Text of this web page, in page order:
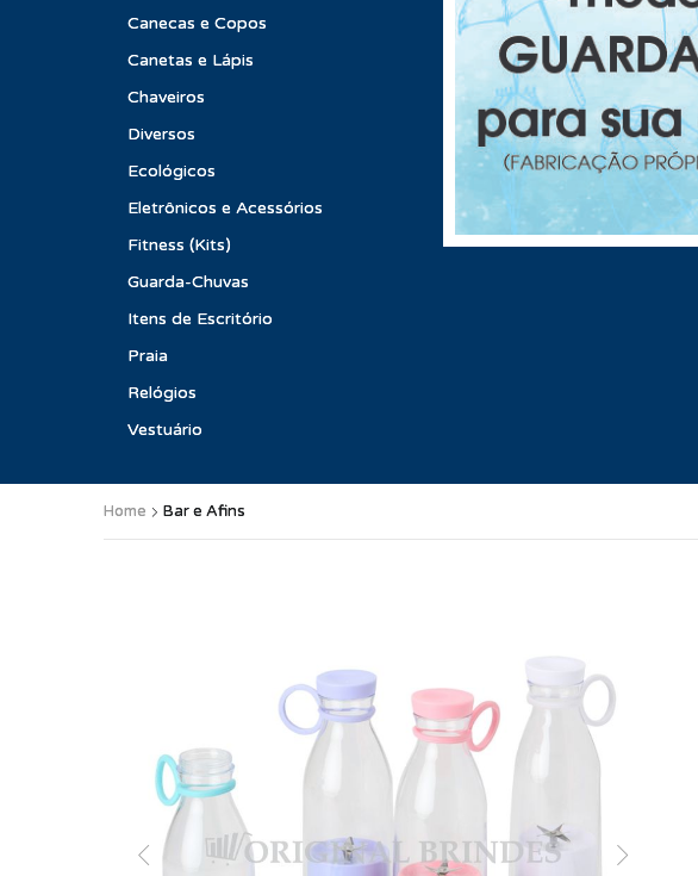
Canecas e Copos
Canetas e Lápis
Chaveiros
Diversos
Ecológicos
Eletrônicos e Acessórios
Fitness (Kits)
Guarda-Chuvas
Itens de Escritório
Praia
Relógios
Vestuário
Home Bar e Afins